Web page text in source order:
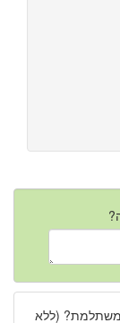
משתלמת? (ללא